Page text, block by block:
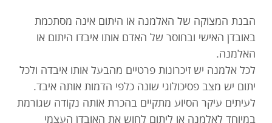
הבנת המצוקה של האלמנה או היתום אינה מסתכמת
באובדן האישי ובחוסר של האדם אותו איבדו היתום או
האלמנה.
לכל אלמנה יש זיכרונות פרטיים מהבעל אותו איבדה ולכל
יתום יש מצב פסיכולוגי שונה כלפי הדמות אותה איבד.
לעיתים עיקר הסיוע מתקיים בהכרת אותה נקודה שגורמת
במיוחד לאלמנה או ליתום לחוש את האובדן העצמי